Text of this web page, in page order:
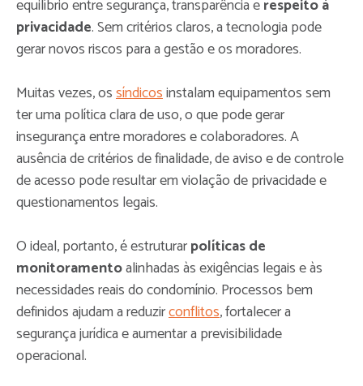
equilíbrio entre segurança, transparência erespeito à
privacidade. Sem critérios claros, a tecnologia pode
gerar novos riscos para a gestão e os moradores.
Muitas vezes, ossíndicosinstalam equipamentos sem
ter uma política clara de uso, o que pode gerar
insegurança entre moradores e colaboradores. A
ausência de critérios de finalidade, de aviso e de controle
de acesso pode resultar em violação de privacidade e
questionamentos legais.
O ideal, portanto, é estruturarpolíticas de
monitoramentoalinhadas às exigências legais e às
necessidades reais do condomínio. Processos bem
definidos ajudam a reduzirconflitos, fortalecer a
segurança jurídica e aumentar a previsibilidade
operacional.